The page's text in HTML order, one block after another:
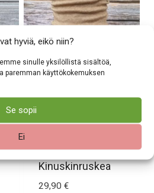
hyviä, eikö niin?
sinulle yksilöllistä sisältöä,
paremman käyttökokemuksen
Se sopii
Ei
muunnelma.
Voit
tehdä
tuotteen
tuubihuivi –
Kinuskinruskea
29,90 €